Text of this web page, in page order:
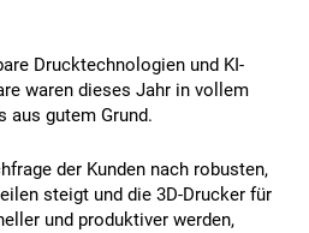
Drucktechnologien und KI-
waren dieses Jahr in vollem
aus gutem Grund.
der Kunden nach robusten,
steigt und die 3D-Drucker für
und produktiver werden,